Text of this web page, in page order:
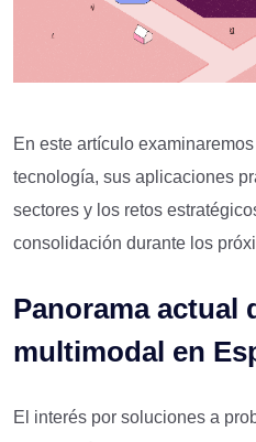
En este artículo
tecnología, sus aplicaciones
sectores y los retos
consolidación durante los
Panorama actual
multimodal en
El interés por soluciones a